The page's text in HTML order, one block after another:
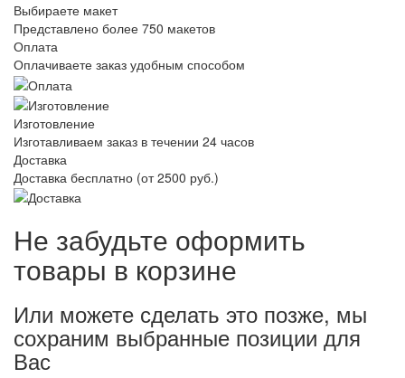
Выбираете макет
Представлено более 750 макетов
Оплата
Оплачиваете заказ удобным способом
Изготовление
Изготавливаем заказ в течении 24 часов
Доставка
Доставка бесплатно (от 2500 руб.)
Не забудьте оформить
товары в корзине
Или можете сделать это позже, мы
сохраним выбранные позиции для
Вас